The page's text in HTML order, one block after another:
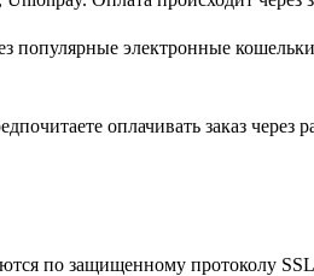
популярные электронные
оплачивать заказ через
по защищенному протоколу